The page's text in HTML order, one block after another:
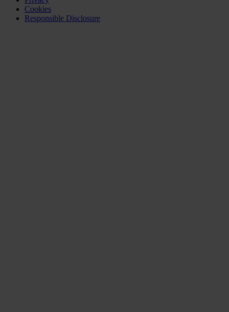
Cookies
Responsible Disclosure